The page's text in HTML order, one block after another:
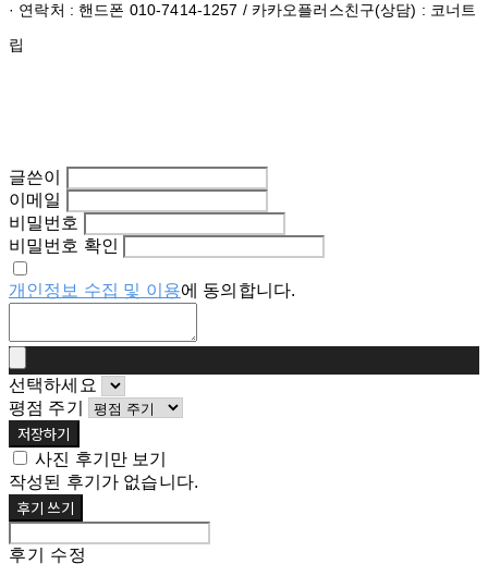
· 연락처 : 핸드폰 010-7414-1257 / 카카오플러스친구(상담) : 코너트
립
글쓴이
이메일
비밀번호
비밀번호 확인
개인정보 수집 및 이용에 동의합니다.
선택하세요
평점 주기
저장하기
사진 후기만 보기
작성된 후기가 없습니다.
후기 쓰기
후기 수정